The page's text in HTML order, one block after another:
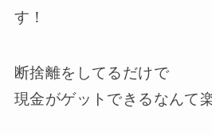
す！
断捨離をしてるだけで
現金がゲットできるなんて